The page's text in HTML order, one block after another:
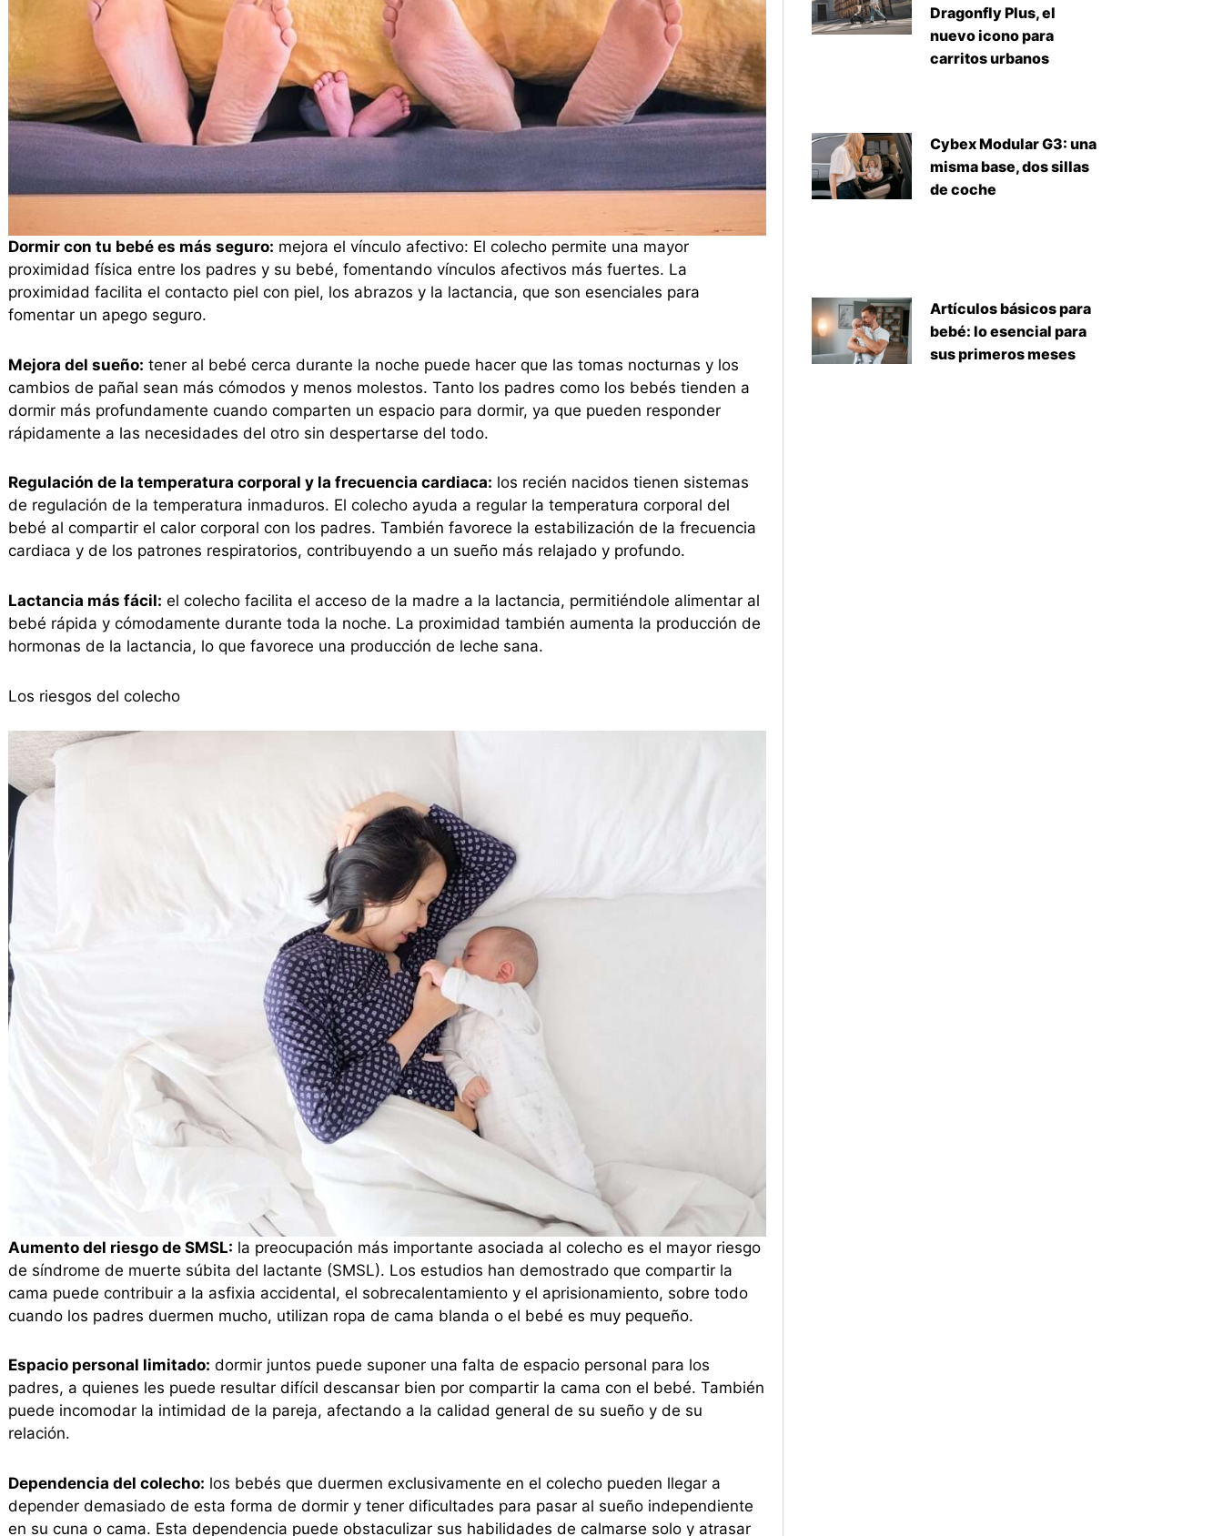
Dormir con tu bebé es más seguro: mejora el vínculo afectivo: El colecho permite una mayor
proximidad física entre los padres y su bebé, fomentando vínculos afectivos más fuertes. La
proximidad facilita el contacto piel con piel, los abrazos y la lactancia, que son esenciales para
fomentar un apego seguro.
Mejora del sueño: tener al bebé cerca durante la noche puede hacer que las tomas nocturnas y los
cambios de pañal sean más cómodos y menos molestos. Tanto los padres como los bebés tienden a
dormir más profundamente cuando comparten un espacio para dormir, ya que pueden responder
rápidamente a las necesidades del otro sin despertarse del todo.
Regulación de la temperatura corporal y la frecuencia cardiaca: los recién nacidos tienen sistemas
de regulación de la temperatura inmaduros. El colecho ayuda a regular la temperatura corporal del
bebé al compartir el calor corporal con los padres. También favorece la estabilización de la frecuencia
cardiaca y de los patrones respiratorios, contribuyendo a un sueño más relajado y profundo.
Lactancia más fácil: el colecho facilita el acceso de la madre a la lactancia, permitiéndole alimentar al
bebé rápida y cómodamente durante toda la noche. La proximidad también aumenta la producción de
hormonas de la lactancia, lo que favorece una producción de leche sana.
Los riesgos del colecho
Aumento del riesgo de SMSL: la preocupación más importante asociada al colecho es el mayor riesgo
de síndrome de muerte súbita del lactante (SMSL). Los estudios han demostrado que compartir la
cama puede contribuir a la asfixia accidental, el sobrecalentamiento y el aprisionamiento, sobre todo
cuando los padres duermen mucho, utilizan ropa de cama blanda o el bebé es muy pequeño.
Espacio personal limitado: dormir juntos puede suponer una falta de espacio personal para los
padres, a quienes les puede resultar difícil descansar bien por compartir la cama con el bebé. También
puede incomodar la intimidad de la pareja, afectando a la calidad general de su sueño y de su
relación.
Dependencia del colecho: los bebés que duermen exclusivamente en el colecho pueden llegar a
depender demasiado de esta forma de dormir y tener dificultades para pasar al sueño independiente
en su cuna o cama. Esta dependencia puede obstaculizar sus habilidades de calmarse solo y atrasar
Dragonfly Plus, el
nuevo icono para
carritos urbanos
Cybex Modular G3: una
misma base, dos sillas
de coche
Artículos básicos para
bebé: lo esencial para
sus primeros meses